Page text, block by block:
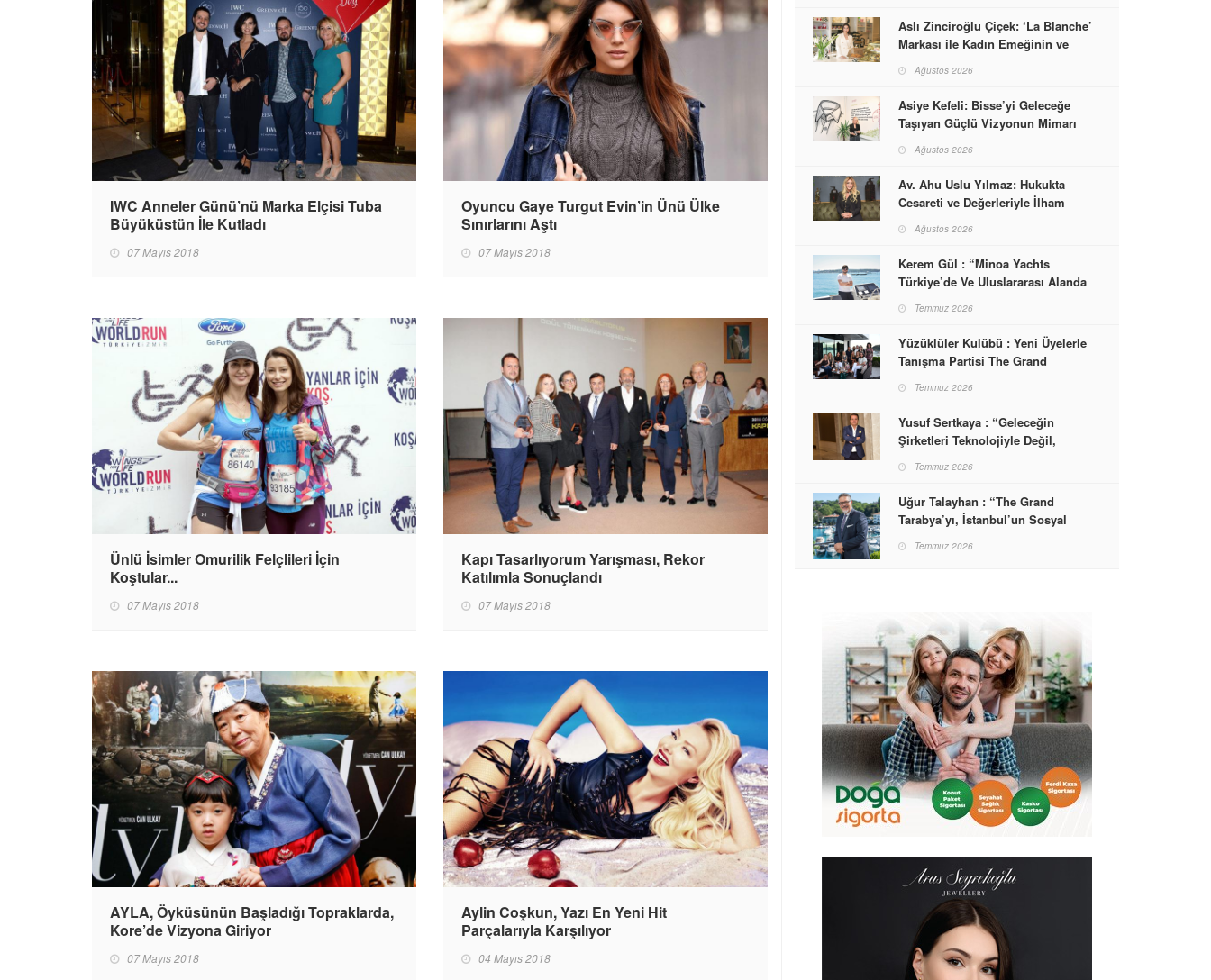
IWC Anneler Günü’nü Marka Elçisi Tuba
Büyüküstün İle Kutladı
07 Mayıs 2018
Oyuncu Gaye Turgut Evin’in Ünü Ülke
Sınırlarını Aştı
07 Mayıs 2018
Ünlü İsimler Omurilik Felçlileri İçin
Koştular...
07 Mayıs 2018
Kapı Tasarlıyorum Yarışması, Rekor
Katılımla Sonuçlandı
07 Mayıs 2018
AYLA, Öyküsünün Başladığı Topraklarda,
Kore’de Vizyona Giriyor
07 Mayıs 2018
Aylin Coşkun, Yazı En Yeni Hit
Parçalarıyla Karşılıyor
04 Mayıs 2018
Aslı Zinciroğlu Çiçek: ‘La Blanche’
Markası ile Kadın Emeğinin ve
Başarabileceğinin En Güzel
Örneğini Sunuyor
Ağustos 2026
Asiye Kefeli: Bisse’yi Geleceğe
Taşıyan Güçlü Vizyonun Mimarı
Ağustos 2026
Av. Ahu Uslu Yılmaz: Hukukta
Cesareti ve Değerleriyle İlham
Ağustos 2026
Kerem Gül : “Minoa Yachts
Türkiye’de Ve Uluslararası Alanda
Markası Olacak”
Temmuz 2026
Yüzüklüler Kulübü : Yeni Üyelerle
Tanışma Partisi The Grand
Temmuz 2026
Yusuf Sertkaya : “Geleceğin
Şirketleri Teknolojiyle Değil,
Temmuz 2026
Uğur Talayhan : “The Grand
Tarabya’yı, İstanbul’un Sosyal
Destinasyon Haline Getirmeyi
Temmuz 2026